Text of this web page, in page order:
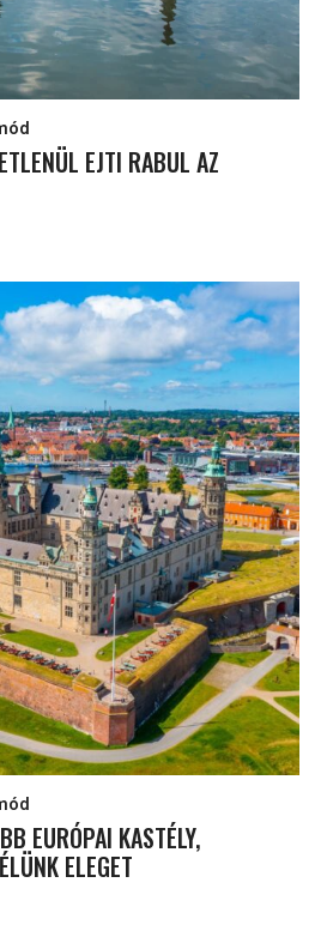
EJTI RABUL AZ
EURÓPAI KASTÉLY,
ELEGET